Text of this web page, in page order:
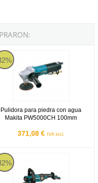
Flex LE 12-3 100 WET de
Pulidora para piedra con agua
Makita PW5000CH 100mm
371,08 € IVA incl.
para piedra con agua
2000PV001GZ